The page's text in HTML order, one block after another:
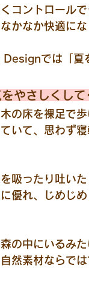
コントロールで
かなか快適にな
では「夏
やさしくして
の床を裸足で
いて、思わず
吸ったり吐い
優れ、じめじ
の中にいるみた
然素材ならでは